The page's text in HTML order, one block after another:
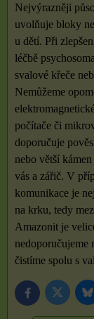
Nejvýrazněji
uvolňuje bloky
u dětí. Při
léčbě
svalové křeče
Nemůžeme
počítače či
doporučuje
nebo větší
vás a zářič. V
komunikace je
na krku, tedy
Amazonit je
nedoporučujeme
čistíme spolu s
FacebookTwitter